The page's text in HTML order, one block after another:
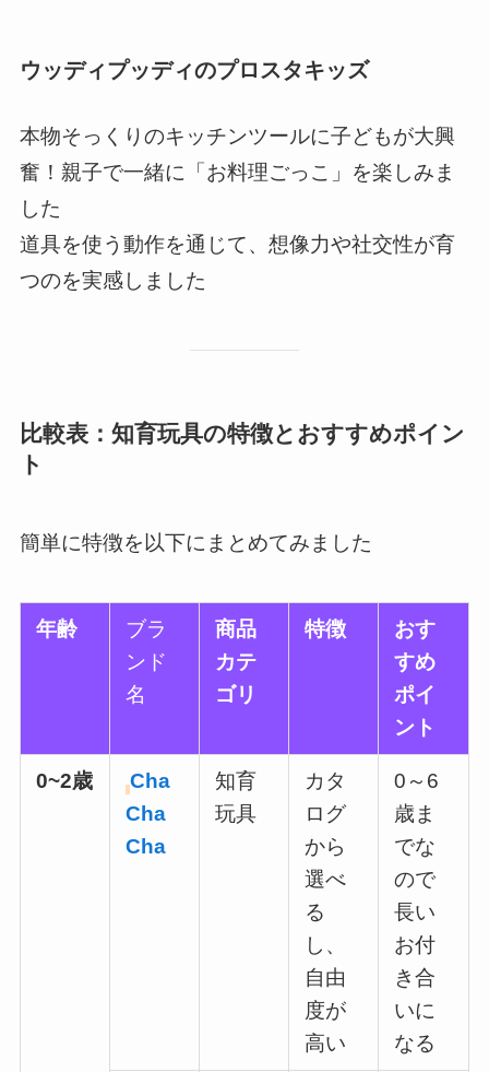
ウッディプッディのプロスタキッズ
本物そっくりのキッチンツールに子どもが大興
奮！親子で一緒に「お料理ごっこ」を楽しみま
した
道具を使う動作を通じて、想像力や社交性が育
つのを実感しました
比較表：知育玩具の特徴とおすすめポイン
ト
簡単に特徴を以下にまとめてみました
年齢
ブラ
ンド
名
商品
カテ
ゴリ
特徴
おす
すめ
ポイ
ント
0~2歳
Cha
Cha
Cha
知育
玩具
カタ
ログ
から
選べ
る
し、
自由
度が
高い
0～6
歳ま
でな
ので
長い
お付
き合
いに
なる